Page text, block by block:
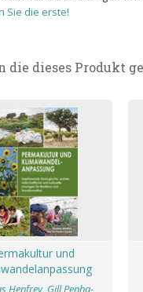
Sie die erste!
die dieses Produkt
und
Henfrey, Gill Penha-